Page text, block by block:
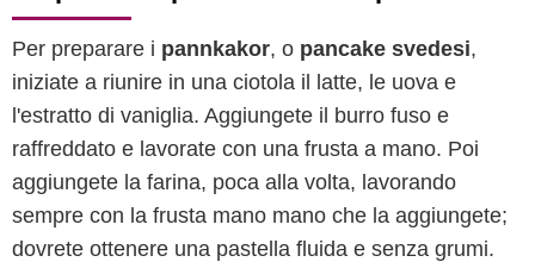
Per preparare i pannkakor, o pancake svedesi,
iniziate a riunire in una ciotola il latte, le uova e
l'estratto di vaniglia. Aggiungete il burro fuso e
raffreddato e lavorate con una frusta a mano. Poi
aggiungete la farina, poca alla volta, lavorando
sempre con la frusta mano mano che la aggiungete;
dovrete ottenere una pastella fluida e senza grumi.